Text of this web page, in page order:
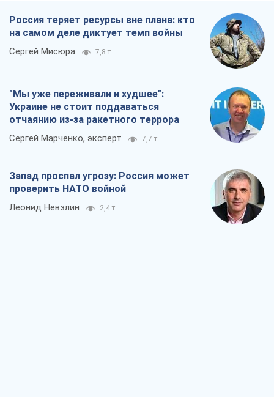
Россия теряет ресурсы вне плана: кто
на самом деле диктует темп войны
Сергей Мисюра 7,8 т.
"Мы уже переживали и худшее":
Украине не стоит поддаваться
отчаянию из-за ракетного террора
Сергей Марченко, эксперт 7,7 т.
Запад проспал угрозу: Россия может
проверить НАТО войной
Леонид Невзлин 2,4 т.